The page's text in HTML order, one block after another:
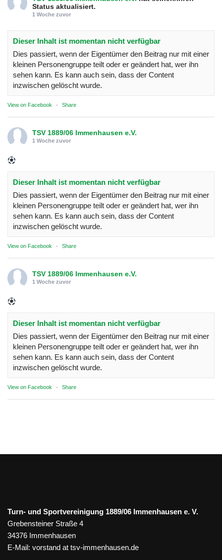
Status aktualisiert.
1 Woche zuvor
Dieser Inhalt ist momentan nicht verfügbar
Dies passiert, wenn der Eigentümer den Beitrag nur mit einer
kleinen Personengruppe teilt oder er geändert hat, wer ihn
sehen kann. Es kann auch sein, dass der Content
inzwischen gelöscht wurde.
View on Facebook · Share
TSV 1889/06 Immenhausen e.V.
1 Woche zuvor
Dieser Inhalt ist momentan nicht verfügbar
Dies passiert, wenn der Eigentümer den Beitrag nur mit einer
kleinen Personengruppe teilt oder er geändert hat, wer ihn
sehen kann. Es kann auch sein, dass der Content
inzwischen gelöscht wurde.
View on Facebook · Share
TSV 1889/06 Immenhausen e.V.
1 Woche zuvor
Dieser Inhalt ist momentan nicht verfügbar
Dies passiert, wenn der Eigentümer den Beitrag nur mit einer
kleinen Personengruppe teilt oder er geändert hat, wer ihn
sehen kann. Es kann auch sein, dass der Content
inzwischen gelöscht wurde.
View on Facebook · Share
Turn- und Sportvereinigung 1889/06 Immenhausen e. V.
Grebensteiner Straße 4
34376 Immenhausen
E-Mail: vorstand at tsv-immenhausen.de